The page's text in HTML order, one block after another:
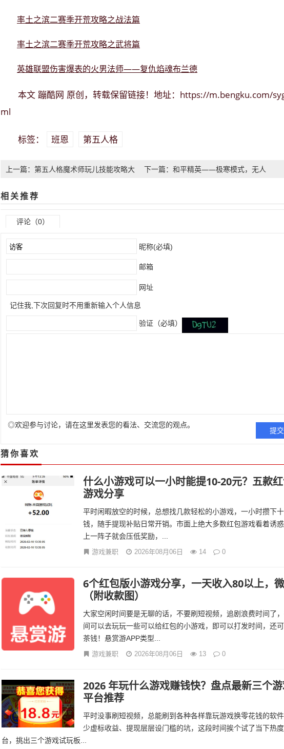
率土之滨二赛季开荒攻略之战法篇
率土之滨二赛季开荒攻略之武将篇
英雄联盟伤害爆表的火男法师——复仇焰魂布兰德
本文 蹦酷网 原创，转载保留链接！地址： https://m.bengku.com/
ml
标签： 班恩 第五人格
上一篇：第五人格魔术师玩儿技能攻略大
下一篇：和平精英——极寒模式，无人
相关推荐
评论（0）
昵称(必填)
邮箱
网址
记住我,下次回复时不用重新输入个人信息
验证（必填）
◎欢迎参与讨论，请在这里发表您的看法、交流您的观点。
猜你喜欢
什么小游戏可以一小时能提10-20元？五款
游戏分享
平时闲暇放空的时候，总想找几款轻松的小游戏，一小时攒下
钱，随手提现补贴日常开销。市面上绝大多数红包游戏看着诱
上一阵子就会压低奖励，...
游戏兼职 2026年08月06日 14 0
6个红包版小游戏分享，一天收入80以上，
（附收款图）
大家空闲时间要是无聊的话，不要刷短视频，追剧浪费时间了
间可以去玩玩一些可以给红包的小游戏，即可以打发时间，还
茶钱！悬赏游APP类型...
游戏兼职 2026年08月06日 13 0
2026 年玩什么游戏赚钱快？盘点最新三个
平台推荐
平时没事刷短视频，总能刷到各种各样靠玩游戏换零花钱的软
少虚标收益、提现层层设门槛的坑，这段时间挨个试了当下热
台，挑出三个游戏试玩板...